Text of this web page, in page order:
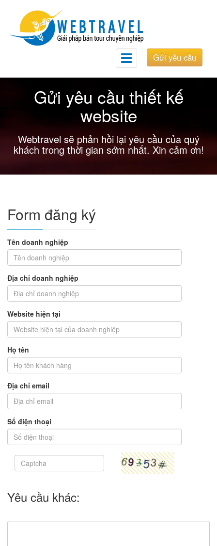
Gửi yêu cầu
Toggle
navigation
Gửi yêu cầu thiết kế
website
Webtravel sẽ phản hồi lại yêu cầu của quý
khách trong thời gian sớm nhất. Xin cảm ơn!
Form đăng ký
Tên doanh nghiệp
Địa chỉ doanh nghiệp
Website hiện tại
Họ tên
Địa chỉ email
Số điện thoại
Yêu cầu khác: